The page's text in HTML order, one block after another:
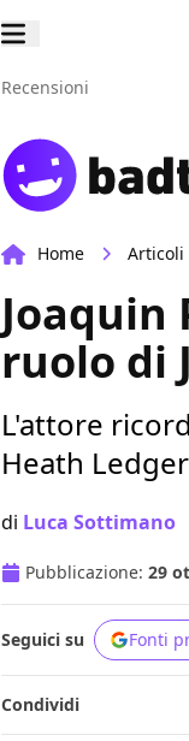
Recensioni
Home Articoli
ruolo di
L'attore
Heath Ledger
di Luca Sottimano
Pubblicazione: 29
Seguici su Fonti
Condividi